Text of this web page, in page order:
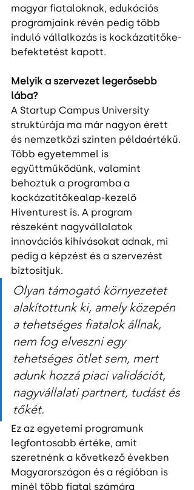
magyar fiataloknak, edukációs
programjaink révén pedig több
induló vállalkozás is kockázatitőke-
befektetést kapott.
Melyik a szervezet legerősebb
lába?
A Startup Campus University
struktúrája ma már nagyon érett
és nemzetközi szinten példaértékű.
Több egyetemmel is
együttműködünk, valamint
behoztuk a programba a
kockázatitőkealap-kezelő
Hiventurest is. A program
részeként nagyvállalatok
innovációs kihívásokat adnak, mi
pedig a képzést és a szervezést
biztosítjuk.
Olyan támogató környezetet
alakítottunk ki, amely közepén
a tehetséges fiatalok állnak,
nem fog elveszni egy
tehetséges ötlet sem, mert
adunk hozzá piaci validációt,
nagyvállalati partnert, tudást és
tőkét.
Ez az egyetemi programunk
legfontosabb értéke, amit
szeretnénk a következő években
Magyarországon és a régióban is
minél több fiatal számára